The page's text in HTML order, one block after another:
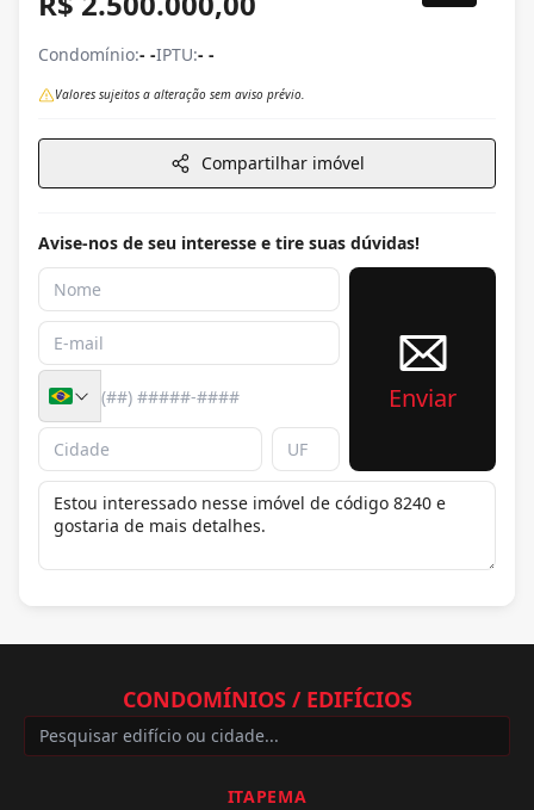
Condomínio:- -IPTU:- -
Valores sujeitos a alteração sem aviso prévio.
Compartilhar imóvel
Avise-nos de seu interesse e tire suas dúvidas!
Enviar
CONDOMÍNIOS / EDIFÍCIOS
ITAPEMA